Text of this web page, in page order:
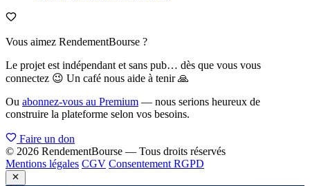
Vous aimez RendementBourse ?
Le projet est indépendant et sans pub… dès que vous vous
connectez 😉 Un café nous aide à tenir 🙏
Ou abonnez-vous au Premium — nous serions heureux de
construire la plateforme selon vos besoins.
Faire un don
© 2026 RendementBourse — Tous droits réservés
Mentions légales CGV Consentement RGPD